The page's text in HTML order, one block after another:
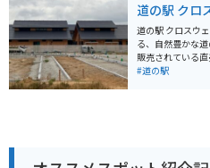
る張子の虎で知ら
古市古墳群や、
も点在している
す。 道の駅 しらとりの郷・羽曳野で、地元の美味しいも
のを堪能したり
しょうか。
道の駅 クロ
道の駅 クロスウ
る、自然豊かな
販売されている直売
良県産のブランド
訪れる際は、広
の駅周辺には、
#道の駅